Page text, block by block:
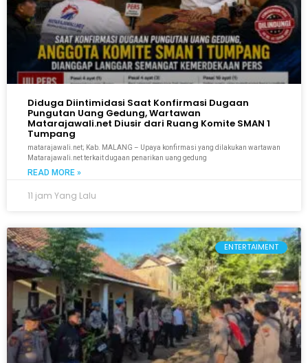
Diduga Diintimidasi Saat Konfirmasi Dugaan
Pungutan Uang Gedung, Wartawan
Matarajawali.net Diusir dari Ruang Komite SMAN 1
Tumpang
matarajawali.net; Kab. MALANG – Upaya konfirmasi yang dilakukan wartawan
Matarajawali.net terkait dugaan penarikan uang gedung
READ MORE »
11 jam Yang Lalu
ENTERTAIMENT